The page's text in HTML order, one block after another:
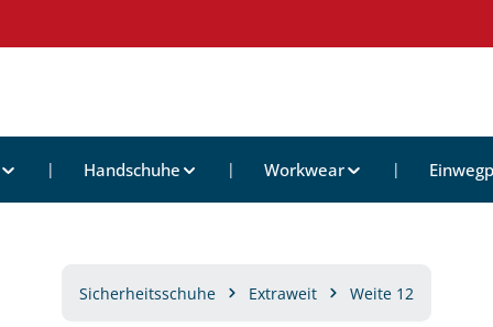
Handschuhe Workwear
Sicherheitsschuhe Extraweit Weite 12